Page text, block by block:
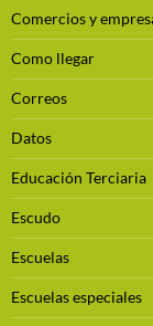
Comercios y
Como llegar
Correos
Datos
Educación Terciaria
Escudo
Escuelas
Escuelas especiales